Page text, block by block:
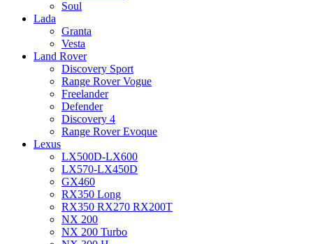
Soul
Lada
Granta
Vesta
Land Rover
Discovery Sport
Range Rover Vogue
Freelander
Defender
Discovery 4
Range Rover Evoque
Lexus
LX500D-LX600
LX570-LX450D
GX460
RX350 Long
RX350 RX270 RX200T
NX 200
NX 200 Turbo